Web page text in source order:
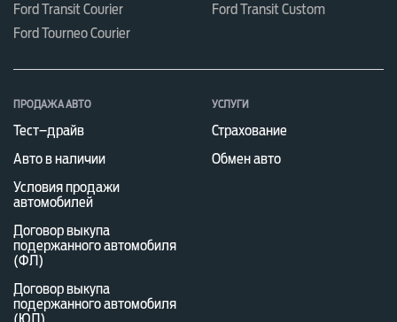
Функция экстренного торможения позволяет
мгновенно затормозить в непредвиденной
ситуации – давление на педаль тормоза
Интеллектуальные технологии ФОРД ФИЕСТА
Круиз-контроль помогает поддерживать
выбранную скорость езды. Если при движении
система обнаружит преграду – скорость
снизится автоматически. Также предусмотрена
функция безопасной парковки, которая поможет
определить, хватает ли места для стоянки и
выявить преграды. За счет установленной
Ford Transit Courier
Ford Transit Custom
Ford Tourneo Courier
ПРОДАЖА АВТО
Тест–драйв
Авто в наличии
Условия продажи
автомобилей
Договор выкупа
подержанного автомобиля
(ФЛ)
Договор выкупа
подержанного автомобиля
УСЛУГИ
Страхование
Обмен авто